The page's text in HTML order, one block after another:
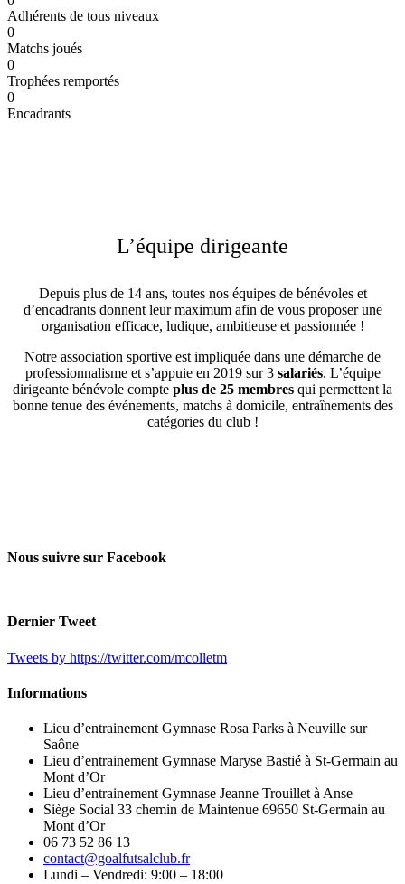
Adhérents de tous niveaux
0
Matchs joués
0
Trophées remportés
0
Encadrants
L’équipe dirigeante
Depuis plus de 14 ans, toutes nos équipes de bénévoles et
d’encadrants donnent leur maximum afin de vous proposer une
organisation efficace, ludique, ambitieuse et passionnée !
Notre association sportive est impliquée dans une démarche de
professionnalisme et s’appuie en 2019 sur 3salariés. L’équipe
dirigeante bénévole compte plus de 25 membres qui permettent la
bonne tenue des événements, matchs à domicile, entraînements des
catégories du club !
Nous suivre sur Facebook
Dernier Tweet
Tweets by https://twitter.com/mcolletm
Informations
Lieu d’entrainement Gymnase Rosa Parks à Neuville sur
Saône
Lieu d’entrainement Gymnase Maryse Bastié à St-Germain au
Mont d’Or
Lieu d’entrainement Gymnase Jeanne Trouillet à Anse
Siège Social 33 chemin de Maintenue 69650 St-Germain au
Mont d’Or
06 73 52 86 13
contact@goalfutsalclub.fr
Lundi – Vendredi: 9:00 – 18:00